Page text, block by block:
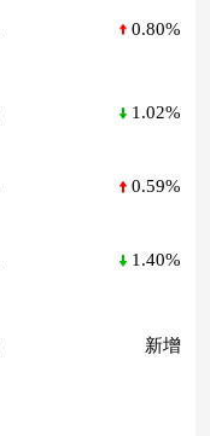
0.80%
1.02%
0.59%
1.40%
新增